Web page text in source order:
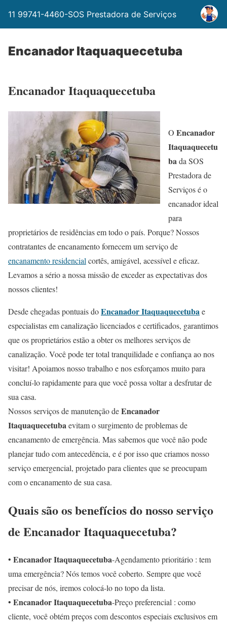
11 99741-4460-SOS Prestadora de Serviços
Encanador Itaquaquecetuba
Encanador Itaquaquecetuba
O Encanador
Itaquaquecetu
bada SOS
Prestadora de
Serviços é o
encanador ideal
para
proprietários de residências em todo o país. Porque? Nossos
contratantes de encanamento fornecem um serviço de
encanamento residencial cortês, amigável, acessível e eficaz.
Levamos a sério a nossa missão de exceder as expectativas dos
nossos clientes!
Desde chegadas pontuais doEncanador Itaquaquecetubae
especialistas em canalização licenciados e certificados, garantimos
que os proprietários estão a obter os melhores serviços de
canalização. Você pode ter total tranquilidade e confiança ao nos
visitar! Apoiamos nosso trabalho e nos esforçamos muito para
concluí-lo rapidamente para que você possa voltar a desfrutar de
sua casa.
Nossos serviços de manutenção deEncanador
Itaquaquecetubaevitam o surgimento de problemas de
encanamento de emergência. Mas sabemos que você não pode
planejar tudo com antecedência, e é por isso que criamos nosso
serviço emergencial, projetado para clientes que se preocupam
com o encanamento de sua casa.
Quais são os benefícios do nosso serviço
de Encanador Itaquaquecetuba?
• Encanador Itaquaquecetuba-Agendamento prioritário : tem
uma emergência? Nós temos você coberto. Sempre que você
precisar de nós, iremos colocá-lo no topo da lista.
• Encanador Itaquaquecetuba-Preço preferencial : como
cliente, você obtém preços com descontos especiais exclusivos em